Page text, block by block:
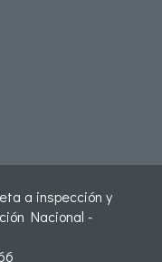
a inspección y
Nacional -